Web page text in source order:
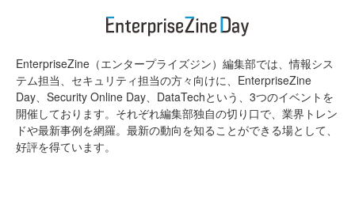
EnterpriseZine（エンタープライズジン）編集部では、情報シス
テム担当、セキュリティ担当の方々向けに、EnterpriseZine
Day、Security Online Day、DataTechという、3つのイベントを
開催しております。それぞれ編集部独自の切り口で、業界トレン
ドや最新事例を網羅。最新の動向を知ることができる場として、
好評を得ています。